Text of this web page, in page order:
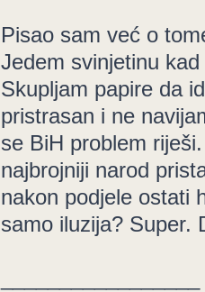
Pisao sam već o
Jedem svinjetinu
Skupljam papire da
pristrasan i ne
se BiH problem
najbrojniji narod
nakon podjele ostati
samo iluzija? Super.